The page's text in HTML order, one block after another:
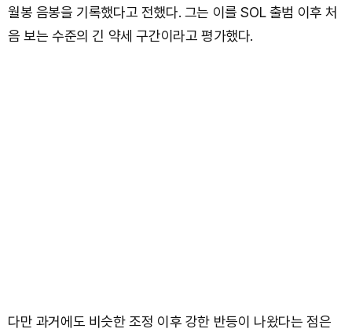
월봉 음봉을 기록했다고 전했다. 그는 이를 SOL 출범 이후 처
음 보는 수준의 긴 약세 구간이라고 평가했다.
다만 과거에도 비슷한 조정 이후 강한 반등이 나왔다는 점은